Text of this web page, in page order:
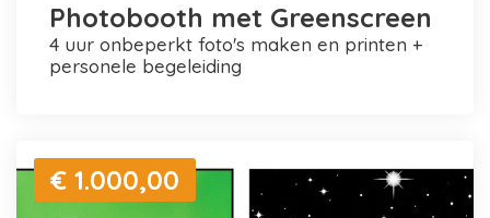
Photobooth met Greenscreen
4 uur onbeperkt foto's maken en printen +
personele begeleiding
€ 1.000,00